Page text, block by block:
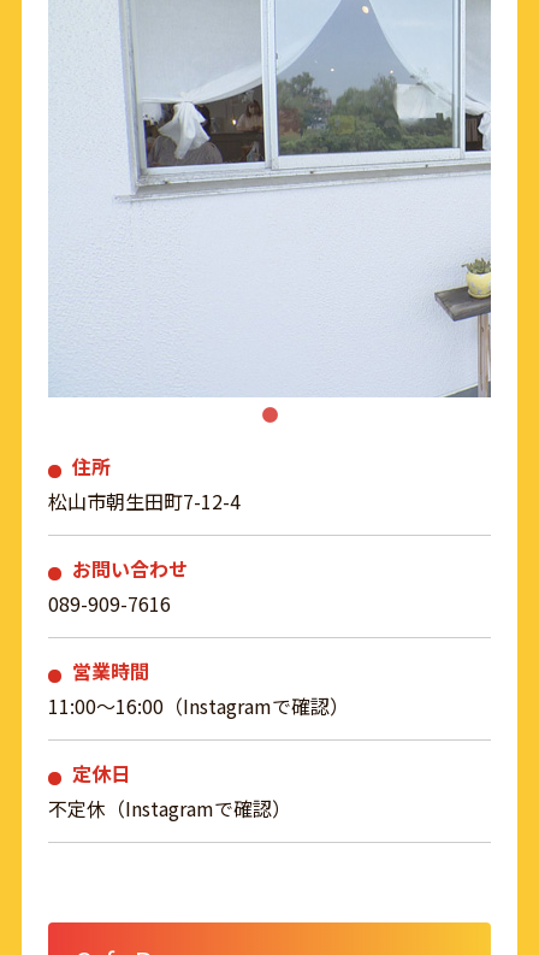
住所
松山市朝生田町7-12-4
お問い合わせ
089-909-7616
営業時間
11:00～16:00（Instagramで確認）
定休日
不定休（Instagramで確認）